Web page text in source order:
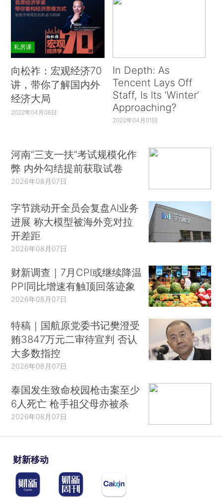
私房课
向松祚：宏观经济70
讲，带你了解国内外
经济大局
2022年04月06日
In Depth: As
Tencent Lays Off
Staff, Is Its ‘Winter’
Approaching?
2022年04月01日
河南“三支一扶”考试规模化作
弊 内外勾结提前获取试卷
2026年08月07日
字节跳动开全员会复盘AI业务
进展 称大模型被海外竞对拉
开差距
2026年08月07日
财新调查｜7月CPI或继续降温
PPI同比增速有触顶回落迹象
2026年08月07日
特稿｜国航原党委书记樊澄受
贿3847万元二审待宣判 否认
大多数指控
2026年08月07日
泰国发生致命校园枪击案至少
6人死亡 枪手祖父母亦被杀
2026年08月07日
财新移动